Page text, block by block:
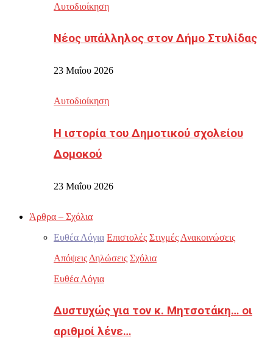
Αυτοδιοίκηση
Νέος υπάλληλος στον Δήμο Στυλίδας
23 Μαΐου 2026
Αυτοδιοίκηση
Η ιστορία του Δημοτικού σχολείου
Δομοκού
23 Μαΐου 2026
Άρθρα – Σχόλια
Ευθέα Λόγια Επιστολές Στιγμές Ανακοινώσεις
Απόψεις Δηλώσεις Σχόλια
Ευθέα Λόγια
Δυστυχώς για τον κ. Μητσοτάκη… οι
αριθμοί λένε…